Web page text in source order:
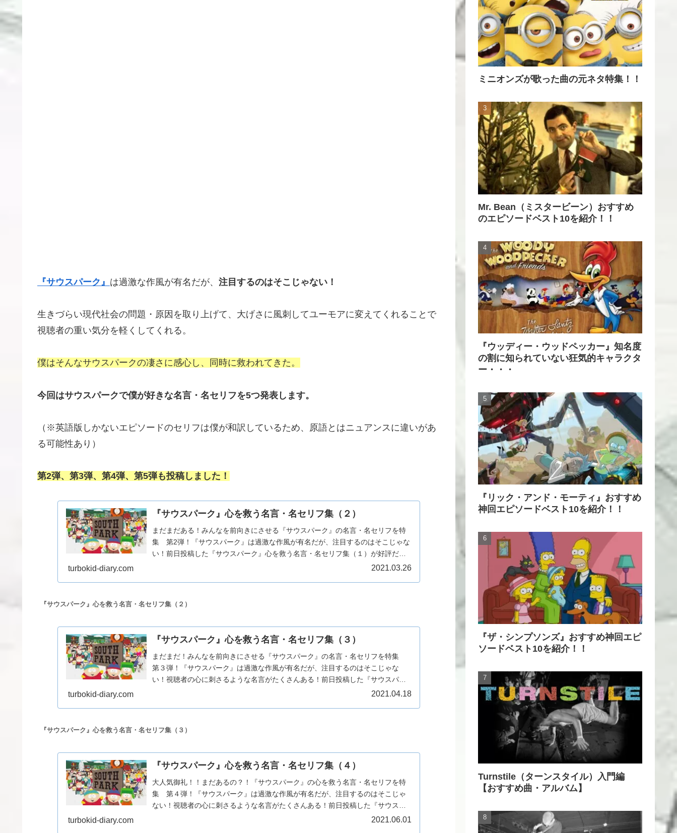
『サウスパーク』 は過激な作風が有名だが、 注目するのはそこじゃない！
生きづらい現代社会の問題・原因を取り上げて、大げさに風刺してユーモアに変えてくれることで
視聴者の重い気分を軽くしてくれる。
僕はそんなサウスパークの凄さに感心し、同時に救われてきた。
今回はサウスパークで僕が好きな名言・名セリフを5つ発表します。
（※英語版しかないエピソードのセリフは僕が和訳しているため、原語とはニュアンスに違いがあ
る可能性あり）
第2弾、第3弾、第4弾、第5弾も投稿しました！
『サウスパーク』心を救う名言・名セリフ集（２）
まだまだある！みんなを前向きにさせる『サウスパーク』の名言・名セリフを特
集 第2弾！『サウスパーク』は過激な作風が有名だが、注目するのはそこじゃな
い！前日投稿した『サウスパーク』心を救う名言・名セリフ集（１）が好評だっ
turbokid-diary.com 2021.03.26
『サウスパーク』心を救う名言・名セリフ集（２）
『サウスパーク』心を救う名言・名セリフ集（３）
まだまだ！みんなを前向きにさせる『サウスパーク』の名言・名セリフを特集
第３弾！『サウスパーク』は過激な作風が有名だが、注目するのはそこじゃな
い！視聴者の心に刺さるような名言がたくさんある！前日投稿した『サウスパー
turbokid-diary.com 2021.04.18
『サウスパーク』心を救う名言・名セリフ集（３）
『サウスパーク』心を救う名言・名セリフ集（４）
大人気御礼！！まだあるの？！『サウスパーク』の心を救う名言・名セリフを特
集 第４弾！『サウスパーク』は過激な作風が有名だが、注目するのはそこじゃ
ない！視聴者の心に刺さるような名言がたくさんある！前日投稿した『サウスパ
turbokid-diary.com 2021.06.01
ミニオンズが歌った曲の元ネタ特集！！
Mr. Bean（ミスタービーン）おすすめ
のエピソードベスト10を紹介！！
『ウッディー・ウッドペッカー』知名度
の割に知られていない狂気的キャラクタ
ー・・・
『リック・アンド・モーティ』おすすめ
神回エピソードベスト10を紹介！！
『ザ・シンプソンズ』おすすめ神回エピ
ソードベスト10を紹介！！
Turnstile（ターンスタイル）入門編
【おすすめ曲・アルバム】